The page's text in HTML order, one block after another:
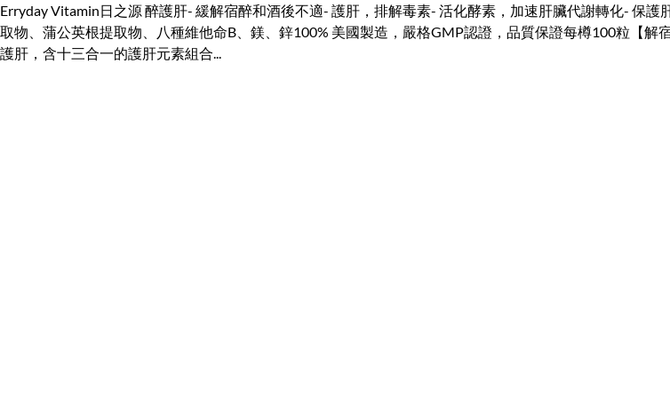
Erryday Vitamin日之源 醉護肝- 緩解宿醉和酒後不適- 護肝，排解毒素- 活化酵素，加速肝臟代謝轉化- 保
取物、蒲公英根提取物、八種維他命B、鎂、鋅100% 美國製造，嚴格GMP認證，品質保證每樽100粒【
護肝，含十三合一的護肝元素組合...